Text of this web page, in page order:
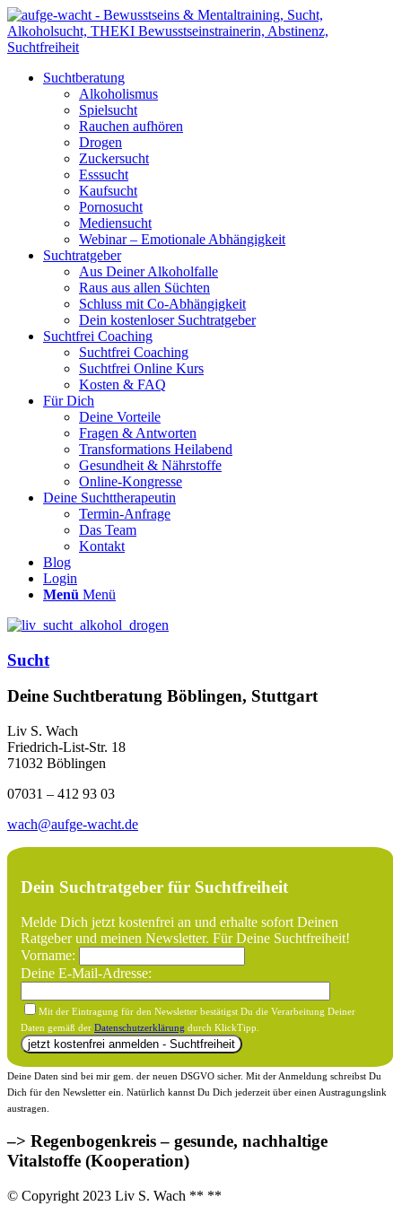
Suchtberatung
Alkoholismus
Spielsucht
Rauchen aufhören
Drogen
Zuckersucht
Esssucht
Kaufsucht
Pornosucht
Mediensucht
Webinar – Emotionale Abhängigkeit
Suchtratgeber
Aus Deiner Alkoholfalle
Raus aus allen Süchten
Schluss mit Co-Abhängigkeit
Dein kostenloser Suchtratgeber
Suchtfrei Coaching
Suchtfrei Coaching
Suchtfrei Online Kurs
Kosten & FAQ
Für Dich
Deine Vorteile
Fragen & Antworten
Transformations Heilabend
Gesundheit & Nährstoffe
Online-Kongresse
Deine Suchttherapeutin
Termin-Anfrage
Das Team
Kontakt
Blog
Login
Menü Menü
Sucht
Deine Suchtberatung Böblingen, Stuttgart
Liv S. Wach
Friedrich-List-Str. 18
71032 Böblingen
07031 – 412 93 03
wach@aufge-wacht.de
Dein Suchtratgeber für Suchtfreiheit
Melde Dich jetzt kostenfrei an und erhalte sofort Deinen
Ratgeber und meinen Newsletter. Für Deine Suchtfreiheit!
Vorname:
Deine E-Mail-Adresse:
Mit der Eintragung für den Newsletter bestätigst Du die Verarbeitung Deiner
Daten gemäß der Datenschutzerklärung durch KlickTipp.
Deine Daten sind bei mir gem. der neuen DSGVO sicher. Mit der Anmeldung schreibst Du
Dich für den Newsletter ein. Natürlich kannst Du Dich jederzeit über einen Austragungslink
austragen.
–> Regenbogenkreis – gesunde, nachhaltige
Vitalstoffe (Kooperation)
© Copyright 2023 Liv S. Wach ** **